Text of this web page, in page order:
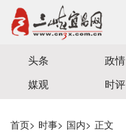
宜昌三峡融媒体中心主办
头条 政情
媒观
时评
首页> 时事> 国内> 正文